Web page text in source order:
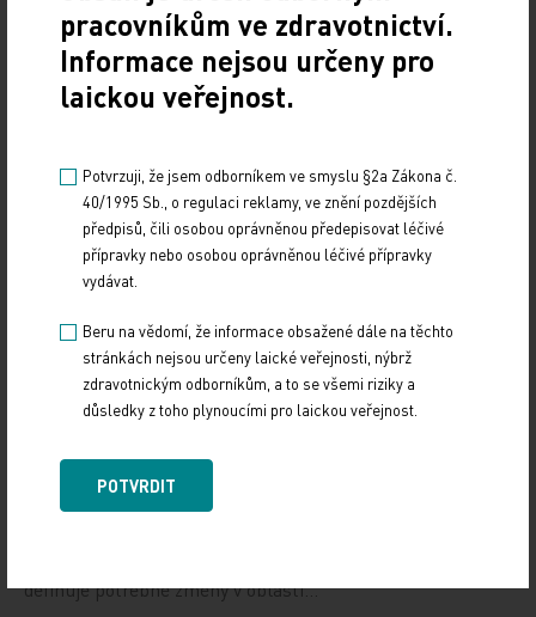
Vystavování ePoukazů
17. 12. 2024
ePoukaz, kde ho lze uplatnit a jaké možnosti má lékař
při jeho předání pacientovi. Představí mimo…
NUDZ nabízí kurs pro rodiče dětí s úzkostí
Národní ústav duševního zdraví (NUDZ) připravil kurs
pro rodiče dětí s úzkostmi. Účast nabízí zdarma ve 14
městech České republiky v rámci testovací…
Vláda schválila Národní kardiovaskulární plán
12. 12. 2024
definuje potřebné změny v oblasti…
pracovníkům ve zdravotnictví.
Informace nejsou určeny pro
laickou veřejnost.
Potvrzuji, že jsem odborníkem ve smyslu §2a Zákona č.
40/1995 Sb., o regulaci reklamy, ve znění pozdějších
předpisů, čili osobou oprávněnou předepisovat léčivé
přípravky nebo osobou oprávněnou léčivé přípravky
vydávat.
Beru na vědomí, že informace obsažené dále na těchto
stránkách nejsou určeny laické veřejnosti, nýbrž
zdravotnickým odborníkům, a to se všemi riziky a
důsledky z toho plynoucími pro laickou veřejnost.
POTVRDIT